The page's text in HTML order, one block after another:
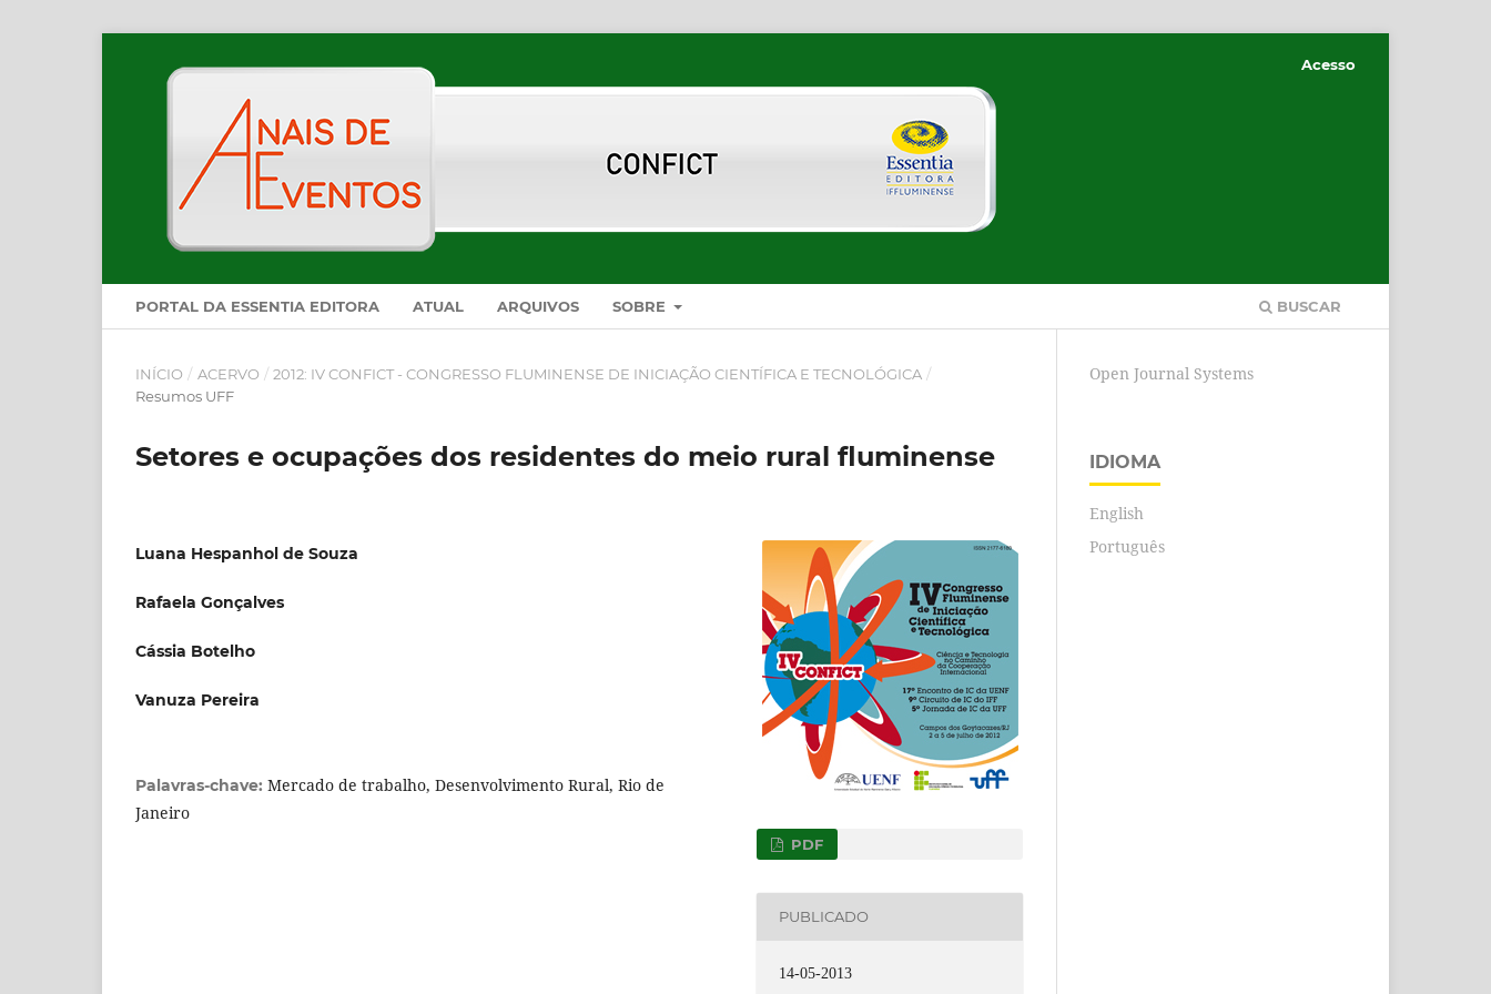
PORTAL DA ESSENTIA EDITORA ATUAL ARQUIVOS SOBRE BUSCAR
Acesso
INÍCIO / ACERVO / 2012: IV CONFICT - CONGRESSO FLUMINENSE DE INICIAÇÃO CIENTÍFICA E TECNOLÓGICA /
Resumos UFF
Setores e ocupações dos residentes do meio rural fluminense
Luana Hespanhol de Souza
Rafaela Gonçalves
Cássia Botelho
Vanuza Pereira
Palavras-chave: Mercado de trabalho, Desenvolvimento Rural, Rio de
Janeiro
PDF
PUBLICADO
14-05-2013
Open Journal Systems
IDIOMA
English
Português